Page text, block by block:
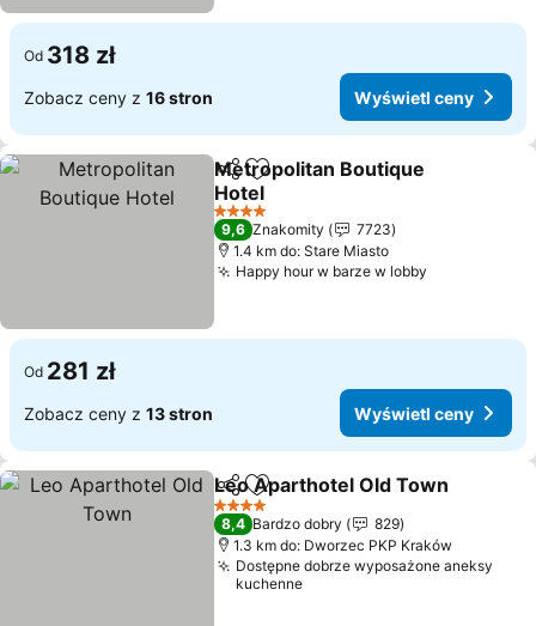
Od 318 zł
Zobacz ceny z 16 stron Wyświetl ceny
Udostępnij
Dodaj do ulubionych
Metropolitan Boutique
Hotel
4 Kategoria
9,6 Znakomity
7723
1.4 km do: Stare Miasto
Happy hour w barze w lobby
Od 281 zł
Zobacz ceny z 13 stron Wyświetl ceny
Udostępnij
Dodaj do ulubionych
Leo Aparthotel Old Town
4 Kategoria
8,4 Bardzo dobry
829
1.3 km do: Dworzec PKP Kraków
Dostępne dobrze wyposażone aneksy
kuchenne